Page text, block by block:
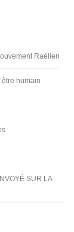
Raélien
humain
SUR LA